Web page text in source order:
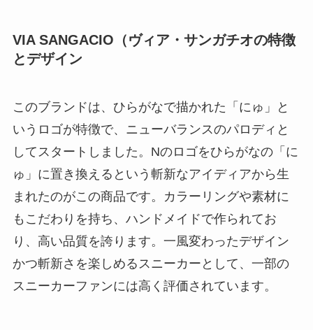
VIA SANGACIO（ヴィア・サンガチオの特徴
とデザイン
このブランドは、ひらがなで描かれた「にゅ」と
いうロゴが特徴で、ニューバランスのパロディと
してスタートしました。Nのロゴをひらがなの「に
ゅ」に置き換えるという斬新なアイディアから生
まれたのがこの商品です。カラーリングや素材に
もこだわりを持ち、ハンドメイドで作られてお
り、高い品質を誇ります。一風変わったデザイン
かつ斬新さを楽しめるスニーカーとして、一部の
スニーカーファンには高く評価されています。